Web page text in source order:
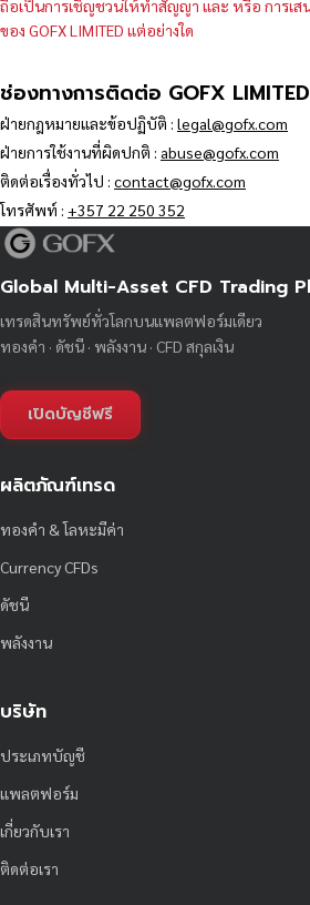
ถือเป็นการเชิญชวนให้ทำสัญญา และ หรือ การเ
ของ GOFX LIMITED แต่อย่างใด
ช่องทางการติดต่อ GOFX
ฝ่ายกฎหมายและข้อปฏิบัติ : legal@gofx.com
ฝ่ายการใช้งานที่ผิดปกติ : abuse@gofx.com
ติดต่อเรื่องทั่วไป : contact@gofx.com
โทรศัพท์ : +357 22 250 352
Global Multi-Asset CFD Trading
เทรดสินทรัพย์ทั่วโลกบนแพลตฟอร์มเดียว
ทองคำ · ดัชนี · พลังงาน · CFD สกุลเงิน
เปิดบัญชีฟรี
ผลิตภัณฑ์เทรด
ทองคำ & โลหะมีค่า
Currency CFDs
ดัชนี
พลังงาน
บริษัท
ประเภทบัญชี
แพลตฟอร์ม
เกี่ยวกับเรา
ติดต่อเรา